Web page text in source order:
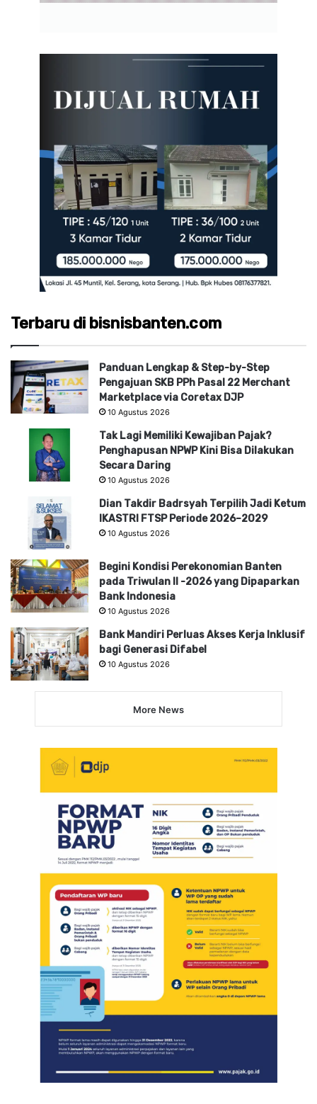
Terbaru di bisnisbanten.com
Panduan Lengkap & Step-by-Step
Pengajuan SKB PPh Pasal 22 Merchant
Marketplace via Coretax DJP
10 Agustus 2026
Tak Lagi Memiliki Kewajiban Pajak?
Penghapusan NPWP Kini Bisa Dilakukan
Secara Daring
10 Agustus 2026
Dian Takdir Badrsyah Terpilih Jadi Ketum
IKASTRI FTSP Periode 2026–2029
10 Agustus 2026
Begini Kondisi Perekonomian Banten
pada Triwulan II -2026 yang Dipaparkan
Bank Indonesia
10 Agustus 2026
Bank Mandiri Perluas Akses Kerja Inklusif
bagi Generasi Difabel
10 Agustus 2026
More News